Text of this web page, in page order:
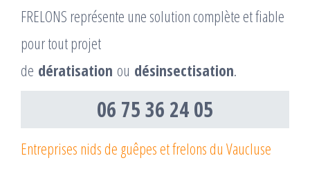
FRELONS représente une solution complète et fiable
pour tout projet
de dératisation ou désinsectisation.
06 75 36 24 05
Entreprises nids de guêpes et frelons du Vaucluse